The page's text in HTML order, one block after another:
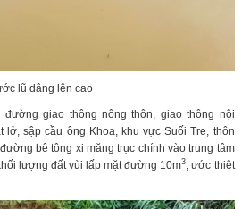
lũ dâng lên cao
giao thông nông thôn, giao thông nội
sập cầu ông Khoa, khu vực Suối Tre, thôn
bê tông xi măng trục chính vào trung tâm
lượng đất vùi lấp mặt đường 10m3
ước thiệt